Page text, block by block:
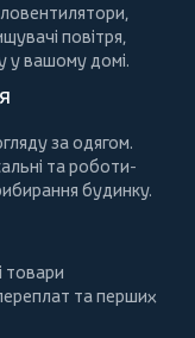
,
повітря,
у вашому домі.
за одягом.
тароботи-
будинку.
товари
та перших